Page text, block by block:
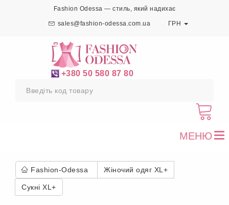
Fashion Odessa — стиль, який надихає
sales@fashion-odessa.com.ua ГРН
+380 50 580 87 80
МЕНЮ
Fashion-Odessa Жіночий одяг XL+
Сукні XL+